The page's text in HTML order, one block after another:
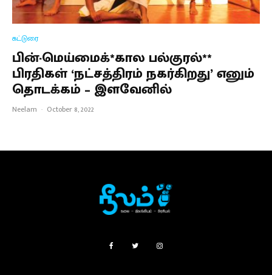
கட்டுரை
பின்-மெய்மைக்*கால பல்குரல்**
பிரதிகள் ‘நட்சத்திரம் நகர்கிறது’ எனும்
தொடக்கம் – இளவேனில்
Neelam · October 8, 2022